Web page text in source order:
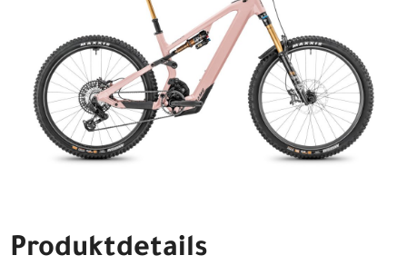
Produktdetails